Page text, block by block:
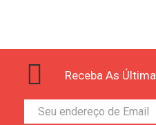
Receba As